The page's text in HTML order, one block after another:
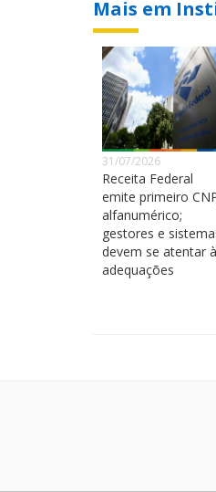
Mais em
31/07/2026
Receita Federal
emite primeiro
alfanumérico;
gestores e
devem se atentar
adequações